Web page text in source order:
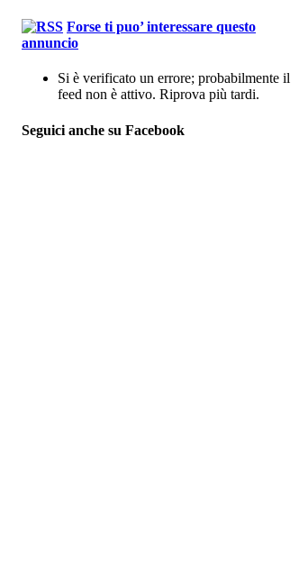
Forse ti puo’ interessare questo
annuncio
Si è verificato un errore; probabilmente il
feed non è attivo. Riprova più tardi.
Seguici anche su Facebook